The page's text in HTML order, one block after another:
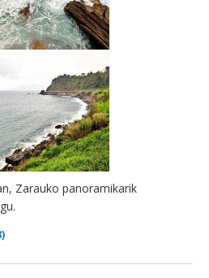
Zarauko panoramikarik